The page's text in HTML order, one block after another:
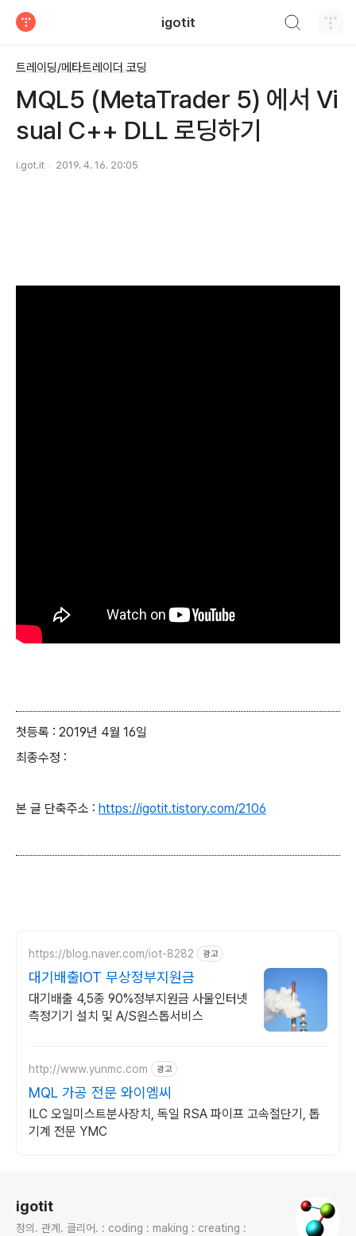
igotit
트레이딩/메타트레이더 코딩
MQL5 (MetaTrader 5) 에서 Vi
sual C++ DLL 로딩하기
i.got.it 2019. 4. 16. 20:05
첫등록 : 2019년 4월 16일
최종수정 :
본 글 단축주소 : https://igotit.tistory.com/2106
https://blog.naver.com/iot-8282 광고
대기배출IOT 무상정부지원금
대기배출 4,5종 90%정부지원금 사물인터넷
측정기기 설치 및 A/S원스톱서비스
http://www.yunmc.com 광고
MQL 가공 전문 와이엠씨
ILC 오일미스트분사장치, 독일 RSA 파이프 고속절단기, 톱
기계 전문 YMC
igotit
정의. 관계. 클리어. : coding : making : creating :